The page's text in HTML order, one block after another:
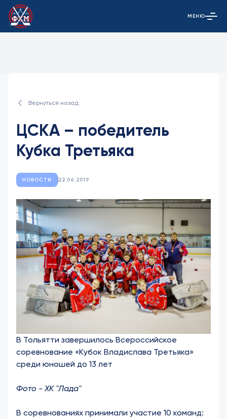
Открыть
МЕНЮ
Вернуться назад
ЦСКА – победитель
Кубка Третьяка
НОВОСТИ 22.04.2019
В Тольятти завершилось Всероссийское
соревнование «Кубок Владислава Третьяка»
среди юношей до 13 лет
Фото - ХК "Лада"
В соревнованиях принимали участие 10 команд: